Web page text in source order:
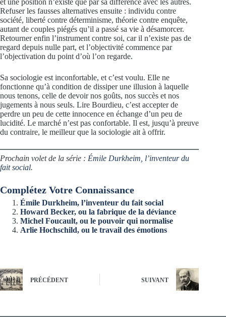
et une position n’existe que par sa différence avec les autres.
Refuser les fausses alternatives ensuite : individu contre
société, liberté contre déterminisme, théorie contre enquête,
autant de couples piégés qu’il a passé sa vie à désamorcer.
Retourner enfin l’instrument contre soi, car il n’existe pas de
regard depuis nulle part, et l’objectivité commence par
l’objectivation du point d’où l’on regarde.
Sa sociologie est inconfortable, et c’est voulu. Elle ne
fonctionne qu’à condition de dissiper une illusion à laquelle
nous tenons, celle de devoir nos goûts, nos succès et nos
jugements à nous seuls. Lire Bourdieu, c’est accepter de
perdre un peu de cette innocence en échange d’un peu de
lucidité. Le marché n’est pas confortable. Il est, jusqu’à preuve
du contraire, le meilleur que la sociologie ait à offrir.
Prochain volet de la série : Émile Durkheim, l’inventeur du
fait social.
Complétez Votre Connaissance
Émile Durkheim, l’inventeur du fait social
Howard Becker, ou la fabrique de la déviance
Michel Foucault, ou le pouvoir qui normalise
Arlie Hochschild, ou le travail des émotions
PRÉCÉDENT SUIVANT